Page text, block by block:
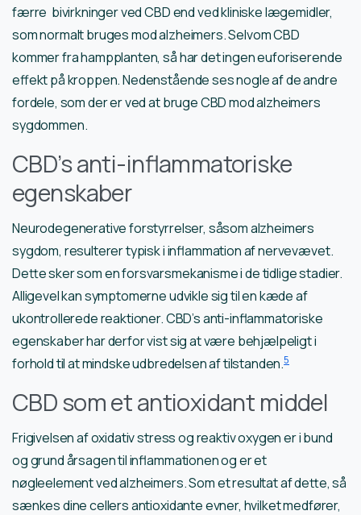
færre bivirkninger ved CBD end ved kliniske lægemidler,
som normalt bruges mod alzheimers. Selvom CBD
kommer fra hampplanten, så har det ingen euforiserende
effekt på kroppen. Nedenstående ses nogle af de andre
fordele, som der er ved at bruge CBD mod alzheimers
sygdommen.
CBD’s anti-inflammatoriske
egenskaber
Neurodegenerative forstyrrelser, såsom alzheimers
sygdom, resulterer typisk i inflammation af nervevævet.
Dette sker som en forsvarsmekanisme i de tidlige stadier.
Alligevel kan symptomerne udvikle sig til en kæde af
ukontrollerede reaktioner. CBD’s anti-inflammatoriske
egenskaber har derfor vist sig at være behjælpeligt i
forhold til at mindske udbredelsen af tilstanden.5
CBD som et antioxidant middel
Frigivelsen af oxidativ stress og reaktiv oxygen er i bund
og grund årsagen til inflammationen og er et
nøgleelement ved alzheimers. Som et resultat af dette, så
sænkes dine cellers antioxidante evner, hvilket medfører,